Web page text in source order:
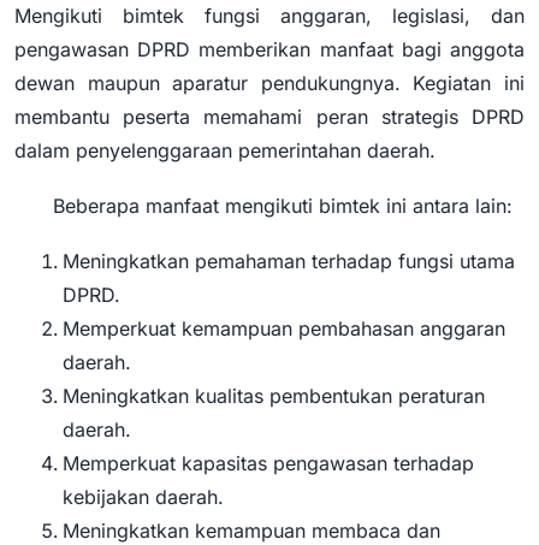
Mengikuti bimtek fungsi anggaran, legislasi, dan
pengawasan DPRD memberikan manfaat bagi anggota
dewan maupun aparatur pendukungnya. Kegiatan ini
membantu peserta memahami peran strategis DPRD
dalam penyelenggaraan pemerintahan daerah.
Beberapa manfaat mengikuti bimtek ini antara lain:
Meningkatkan pemahaman terhadap fungsi utama
DPRD.
Memperkuat kemampuan pembahasan anggaran
daerah.
Meningkatkan kualitas pembentukan peraturan
daerah.
Memperkuat kapasitas pengawasan terhadap
kebijakan daerah.
Meningkatkan kemampuan membaca dan